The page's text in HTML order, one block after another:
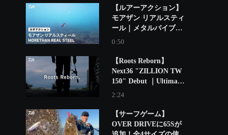
【ルアーアクション】
モアザン リアルスティ
ール｜メタルバイブの
王道。定番のハイアピ
0:50
【Roots Reborn】
Next36 "ZILLION TW
150" Debut ｜Ultimate
BASS by DAIWA
2:24
【サーフゲーム】
OVER DRIVEに65Sが